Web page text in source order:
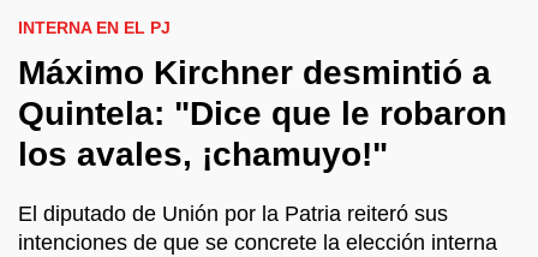
INTERNA EN EL PJ
Máximo Kirchner desmintió a
Quintela: "Dice que le robaron
los avales, ¡chamuyo!"
El diputado de Unión por la Patria reiteró sus
intenciones de que se concrete la elección interna